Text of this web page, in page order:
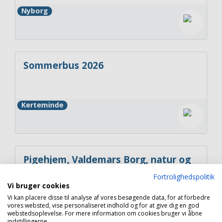
Nyborg
Sommerbus 2026
Kerteminde
Pigehjem, Valdemars Borg, natur og
Nyborg
Fortrolighedspolitik
Vi bruger cookies
Vi kan placere disse til analyse af vores besøgende data, for at forbedre
vores websted, vise personaliseret indhold og for at give dig en god
webstedsoplevelse. For mere information om cookies bruger vi åbne